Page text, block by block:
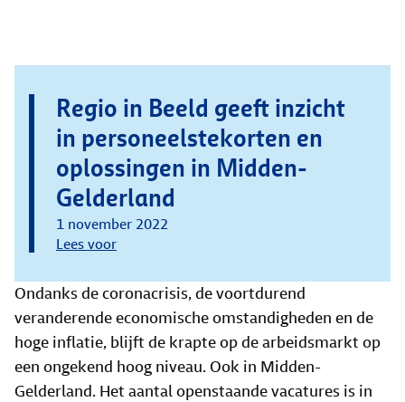
Regio in Beeld geeft inzicht
in personeelstekorten en
oplossingen in Midden-
Gelderland
1 november 2022
Lees voor
Ondanks de coronacrisis, de voortdurend
veranderende economische omstandigheden en de
hoge inflatie, blijft de krapte op de arbeidsmarkt op
een ongekend hoog niveau. Ook in Midden-
Gelderland. Het aantal openstaande vacatures is in